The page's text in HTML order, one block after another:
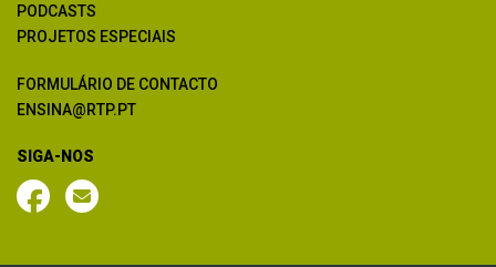
PODCASTS
PROJETOS ESPECIAIS
FORMULÁRIO DE CONTACTO
ENSINA@RTP.PT
SIGA-NOS